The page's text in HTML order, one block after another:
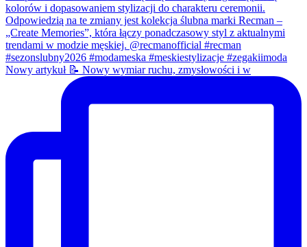
Nowy artykuł 📝 Nowy wymiar ruchu, zmysłowości i w